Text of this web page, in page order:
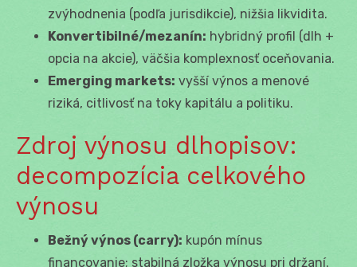
zvýhodnenia (podľa jurisdikcie), nižšia likvidita.
Konvertibilné/mezanín: hybridný profil (dlh +
opcia na akcie), väčšia komplexnosť oceňovania.
Emerging markets: vyšší výnos a menové
riziká, citlivosť na toky kapitálu a politiku.
Zdroj výnosu dlhopisov:
decompozícia celkového
výnosu
Bežný výnos (carry): kupón mínus
financovanie; stabilná zložka výnosu pri držaní.